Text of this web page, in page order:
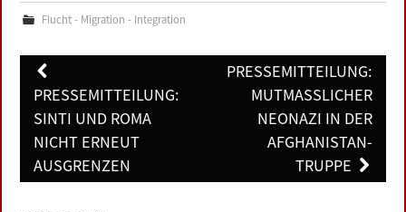
Flucht - Migration - Integration
Post
navigation
PRESSEMITTEILUNG:
SINTI UND ROMA
NICHT ERNEUT
AUSGRENZEN
PRESSEMITTEILUNG:
MUTMASSLICHER N
EONAZI IN DER A
FGHANISTAN-T
RUPPE